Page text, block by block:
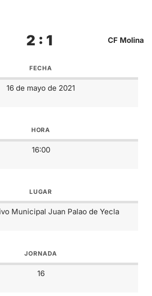
2 : 1 CF Molina
FECHA
16 de mayo de 2021
HORA
16:00
LUGAR
Municipal Juan Palao de Yecla
JORNADA
16